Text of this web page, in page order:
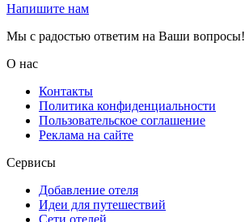
Напишите нам
Мы с радостью ответим на Ваши вопросы!
О нас
Контакты
Политика конфиденциальности
Пользовательское соглашение
Реклама на сайте
Сервисы
Добавление отеля
Идеи для путешествий
Сети отелей